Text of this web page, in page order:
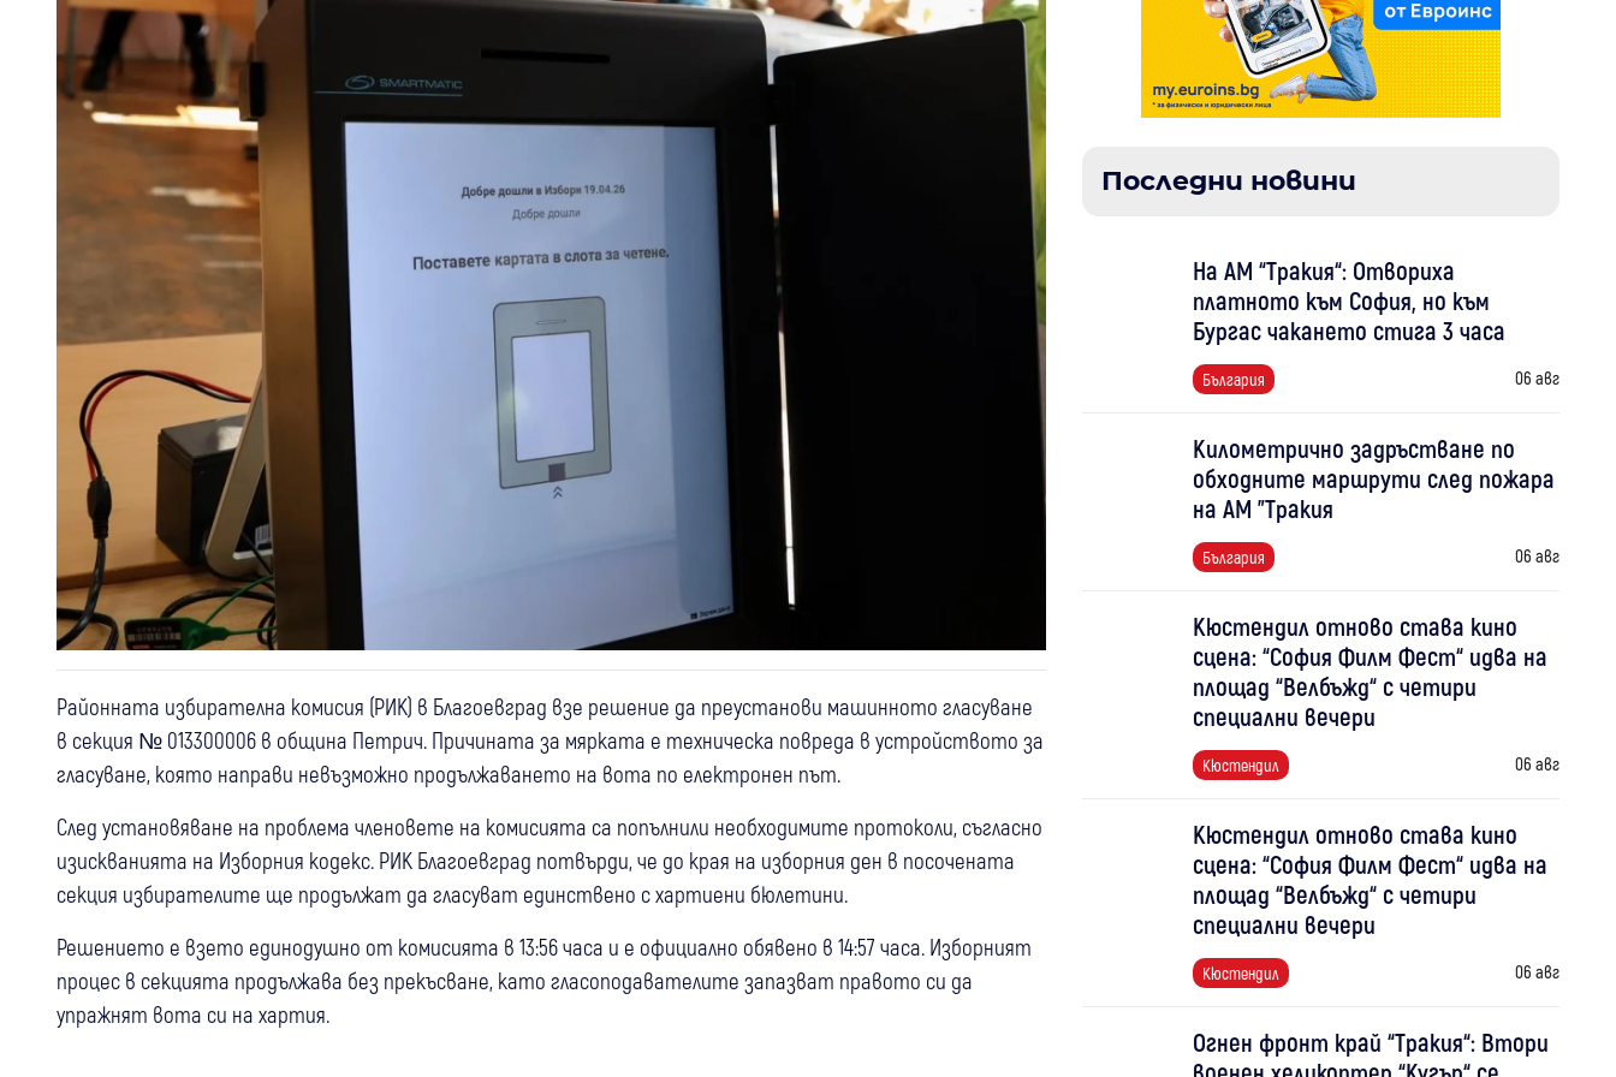
Районната избирателна комисия (РИК) в Благоевград взе решение да преустанови машинното гласуване
в секция № 013300006 в община Петрич. Причината за мярката е техническа повреда в устройството за
гласуване, която направи невъзможно продължаването на вота по електронен път.
След установяване на проблема членовете на комисията са попълнили необходимите протоколи, съгласно
изискванията на Изборния кодекс. РИК Благоевград потвърди, че до края на изборния ден в посочената
секция избирателите ще продължат да гласуват единствено с хартиени бюлетини.
Решението е взето единодушно от комисията в 13:56 часа и е официално обявено в 14:57 часа. Изборният
процес в секцията продължава без прекъсване, като гласоподавателите запазват правото си да
упражнят вота си на хартия.
Последни новини
На АМ “Тракия“: Отвориха
платното към София, но към
Бургас чакането стига 3 часа
България 06 авг
Километрично задръстване по
обходните маршрути след пожара
на АМ "Тракия
България 06 авг
Кюстендил отново става кино
сцена: “София Филм Фест“ идва на
площад “Велбъжд“ с четири
специални вечери
Кюстендил 06 авг
Кюстендил отново става кино
сцена: “София Филм Фест“ идва на
площад “Велбъжд“ с четири
специални вечери
Кюстендил 06 авг
Огнен фронт край “Тракия“: Втори